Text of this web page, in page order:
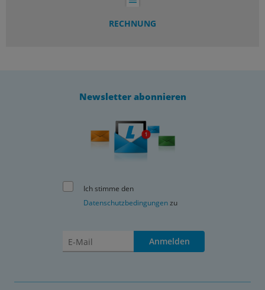
RECHNUNG
Newsletter abonnieren
Ich stimme den
Datenschutzbedingungenzu
Anmelden